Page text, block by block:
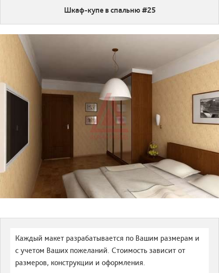
Шкаф-купе в спальню #25
Каждый макет разрабатывается по Вашим размерам и
с учетом Ваших пожеланий. Стоимость зависит от
размеров, конструкции и оформления.